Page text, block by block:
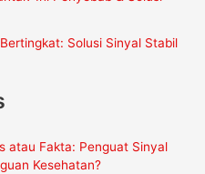
Solusi Sinyal Stabil
atau Fakta: Penguat Sinyal
Kesehatan?